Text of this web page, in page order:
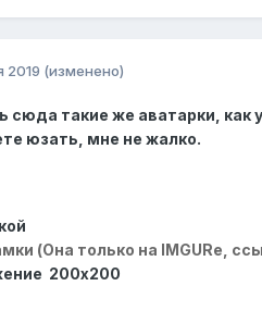
2019 (изменено)
сюда такие же аватарки, как
юзать, мне не жалко.
(Она только на IMGURe,
200х200